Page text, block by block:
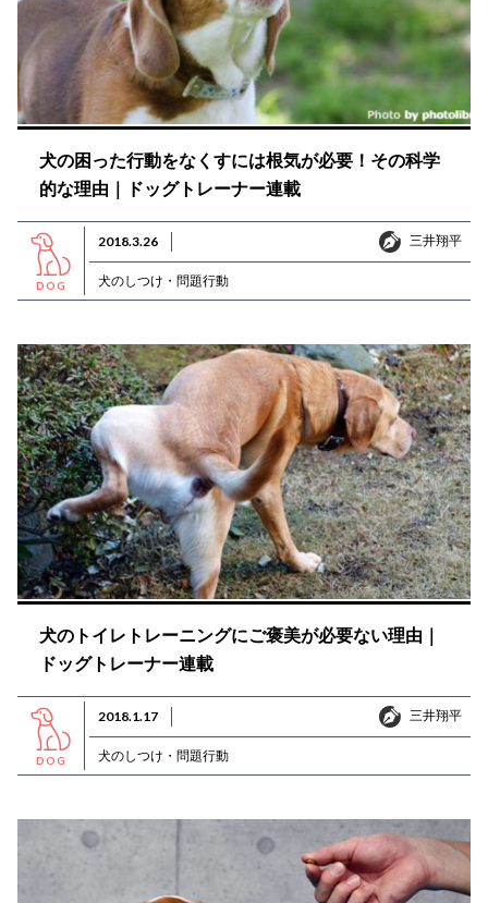
犬の困った行動をなくすには根気が必要！その科学
的な理由｜ドッグトレーナー連載
DOG
2018.3.26 三井翔平
三井翔平
犬のしつけ・問題行動
犬のトイレトレーニングにご褒美が必要ない理由｜
ドッグトレーナー連載
DOG
2018.1.17 三井翔平
三井翔平
犬のしつけ・問題行動